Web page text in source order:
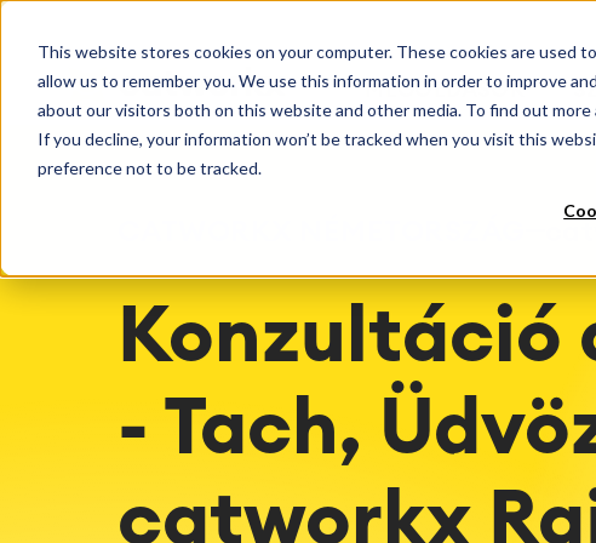
This website stores cookies on your computer. These cookies are
allow us to remember you. We use this information in order to improve
about our visitors both on this website and other media. To find out
If you decline, your information won’t be tracked when you visit this
preference not to be tracked.
MEGOLDÁSOK
Agile & DevOps
DevOps
Követelmény-kezelés
Agilils fejlesztés
Időkövetés,
Üzleti
Riportok &
Integrációk
Mesterséges Intelligencia (AI)
SAP Integráció
Atlassian
Bevezetés
Működés
Felhő
Kezelt Hosting
Konfiguráció
catworkx Akadémia
catworkx, Atlassian, App &
Tréning Naptár
Egyedi tanulási tartalomgyártás
Módszer-
IT Környezet
Agilis
ITSM
Rendezvények és webináriumok
Ismerje meg jobban a catworkx-t
Konzultáció
- Tach,
catworkx